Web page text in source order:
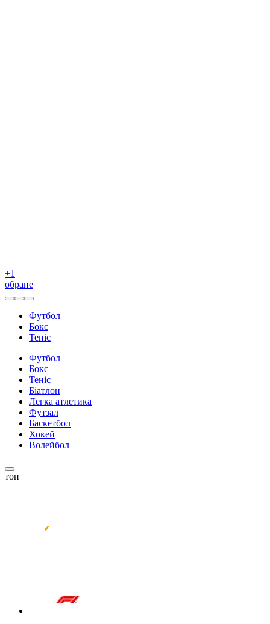
+1
обране
Футбол
Бокс
Теніс
Футбол
Бокс
Теніс
Біатлон
Легка атлетика
Футзал
Баскетбол
Хокей
Волейбол
топ